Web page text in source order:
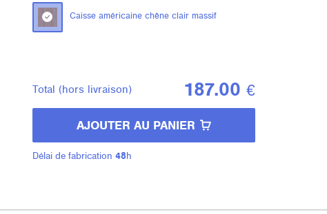
Caisse américaine chêne clair massif
Total (hors livraison) 187.00 €
AJOUTER AU PANIER
Délai de fabrication48 h